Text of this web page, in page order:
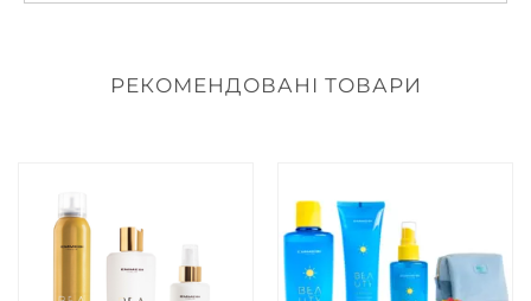
РЕКОМЕНДОВАНІ ТОВАРИ